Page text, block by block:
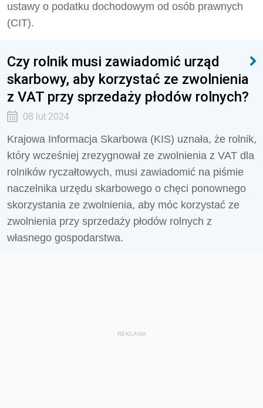
ustawy o podatku dochodowym od osób prawnych
(CIT).
Czy rolnik musi zawiadomić urząd
skarbowy, aby korzystać ze zwolnienia
z VAT przy sprzedaży płodów rolnych?
08 lut 2024
Krajowa Informacja Skarbowa (KIS) uznała, że rolnik,
który wcześniej zrezygnował ze zwolnienia z VAT dla
rolników ryczałtowych, musi zawiadomić na piśmie
naczelnika urzędu skarbowego o chęci ponownego
skorzystania ze zwolnienia, aby móc korzystać ze
zwolnienia przy sprzedaży płodów rolnych z
własnego gospodarstwa.
REKLAMA